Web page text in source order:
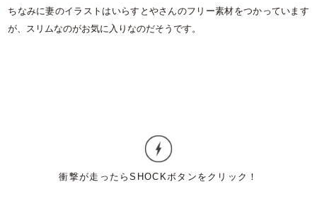
ちなみに妻のイラストはいらすとやさんのフリー素材をつかっています
が、スリムなのがお気に入りなのだそうです。